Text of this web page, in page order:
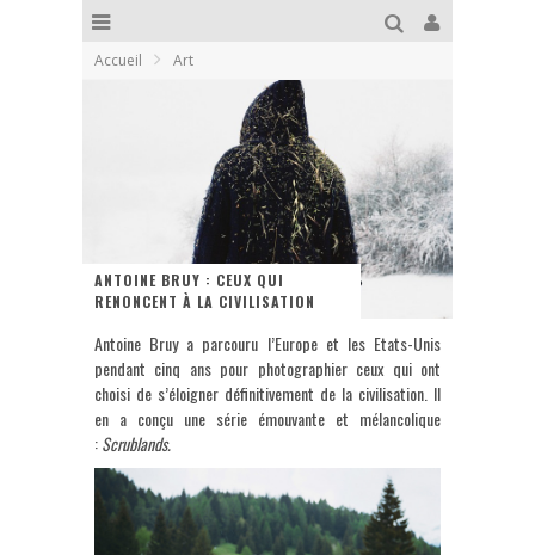
Accueil Art
ANTOINE BRUY : CEUX QUI
RENONCENT À LA CIVILISATION
Antoine Bruy a parcouru l’Europe et les Etats-Unis
pendant cinq ans pour photographier ceux qui ont
choisi de s’éloigner définitivement de la civilisation. Il
en a conçu une série émouvante et mélancolique
:Scrublands.